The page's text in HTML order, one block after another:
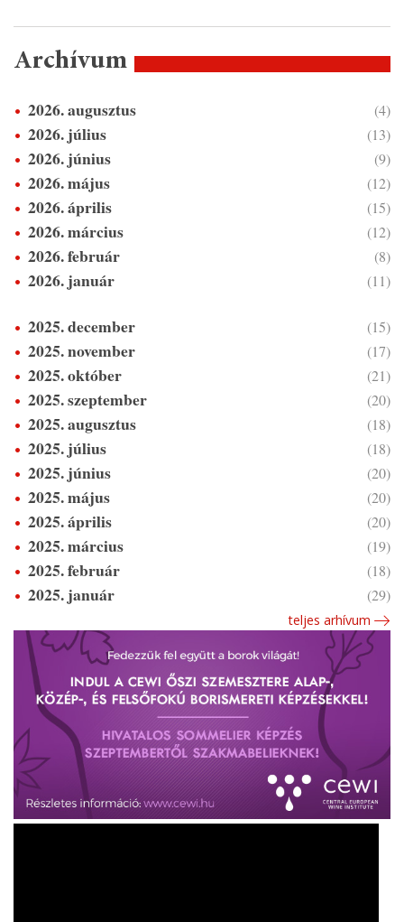
Archívum
2026. augusztus (4)
2026. július (13)
2026. június (9)
2026. május (12)
2026. április (15)
2026. március (12)
2026. február (8)
2026. január (11)
2025. december (15)
2025. november (17)
2025. október (21)
2025. szeptember (20)
2025. augusztus (18)
2025. július (18)
2025. június (20)
2025. május (20)
2025. április (20)
2025. március (19)
2025. február (18)
2025. január (29)
teljes arhívum